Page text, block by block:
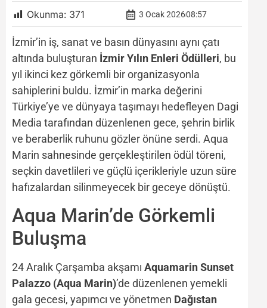
Okunma: 371 3 Ocak 202608:57
İzmir’in iş, sanat ve basın dünyasını aynı çatı
altında buluşturan İzmir Yılın Enleri Ödülleri, bu
yıl ikinci kez görkemli bir organizasyonla
sahiplerini buldu. İzmir’in marka değerini
Türkiye’ye ve dünyaya taşımayı hedefleyen Dagi
Media tarafından düzenlenen gece, şehrin birlik
ve beraberlik ruhunu gözler önüne serdi. Aqua
Marin sahnesinde gerçekleştirilen ödül töreni,
seçkin davetlileri ve güçlü içerikleriyle uzun süre
hafızalardan silinmeyecek bir geceye dönüştü.
Aqua Marin’de Görkemli
Buluşma
24 Aralık Çarşamba akşamı Aquamarin Sunset
Palazzo (Aqua Marin)’de düzenlenen yemekli
gala gecesi, yapımcı ve yönetmen Dağıstan